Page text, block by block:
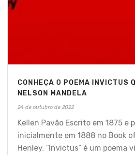
CONHEÇA O POEMA INVICTUS
NELSON MANDELA
24 de outubro de 2022
Kellen Pavão Escrito em 1875 e
inicialmente em 1888 no Book
Henley, “Invictus” é um poema